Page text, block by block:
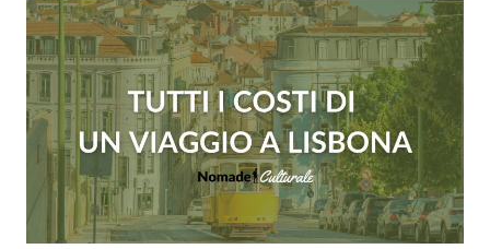
LISBONA
IN
5
GIORNI:
ITINERARIO
CON
DINTORNI
2025